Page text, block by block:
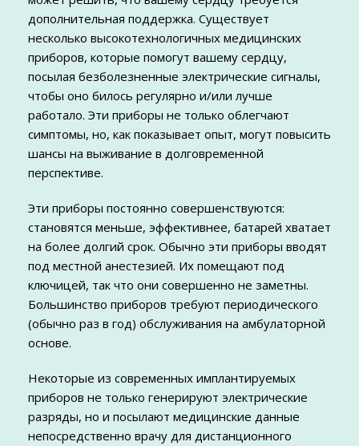
дополнительная поддержка. Существует
несколько высокотехнологичных медицинских
приборов, которые помогут вашему сердцу,
посылая безболезненные электрические сигналы,
чтобы оно билось регулярно и/или лучше
работало. Эти приборы не только облегчают
симптомы, но, как показывает опыт, могут повысить
шансы на выживание в долговременной
перспективе.
Эти приборы постоянно совершенствуются:
становятся меньше, эффективнее, батарей хватает
на более долгий срок. Обычно эти приборы вводят
под местной анестезией. Их помещают под
ключицей, так что они совершенно не заметны.
Большинство приборов требуют периодического
(обычно раз в год) обслуживания на амбулаторной
основе.
Некоторые из современных имплантируемых
приборов не только генерируют электрические
разряды, но и посылают медицинские данные
непосредственно врачу для дистанционного